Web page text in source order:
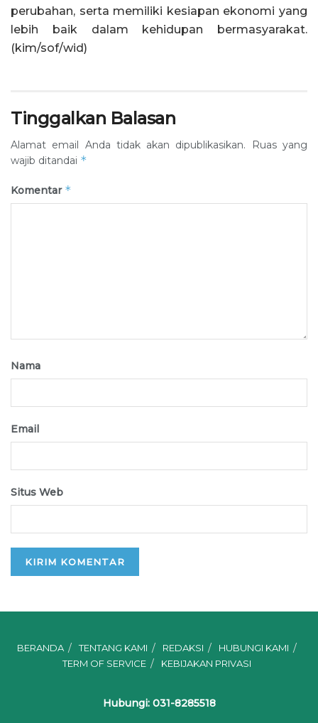
perubahan, serta memiliki kesiapan ekonomi yang
lebih baik dalam kehidupan bermasyarakat.
(kim/sof/wid)
Tinggalkan Balasan
Alamat email Anda tidak akan dipublikasikan.
Ruas yang
wajib ditandai *
Komentar *
Nama
Email
Situs Web
BERANDA TENTANG KAMI REDAKSI
HUBUNGI KAMI
TERM OF SERVICE
KEBIJAKAN PRIVASI
Hubungi: 031-8285518